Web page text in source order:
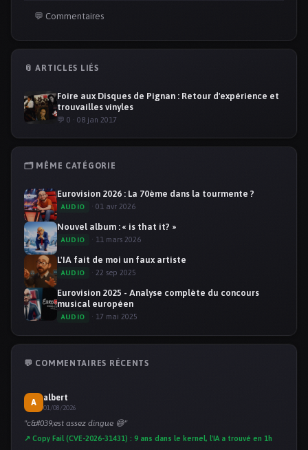
💬 Commentaires
📎 ARTICLES LIÉS
Foire aux Disques de Pignan : Retour d'expérience et
trouvailles vinyles
💬 0 · 08 jan 2017
🗂️ MÊME CATÉGORIE
Eurovision 2026 : La 70ème dans la tourmente ?
AUDIO · 01 avr 2026
Nouvel album : « is that it? »
AUDIO · 11 mars 2026
L'IA fait de moi un faux artiste
AUDIO · 22 sep 2025
Eurovision 2025 - Analyse complète du concours
musical européen
AUDIO · 17 mai 2025
💬 COMMENTAIRES RÉCENTS
A
albert
01/08/2026
"c&#039;est assez dingue 😅"
↗ Copy Fail (CVE-2026-31431) : 9 ans dans le kernel, l'IA a trouvé en 1h